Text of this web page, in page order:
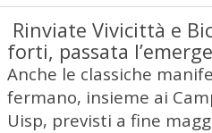
Rinviate Vivicittà e
forti, passata
Anche le classiche
fermano, insieme ai
Uisp, previsti a fine